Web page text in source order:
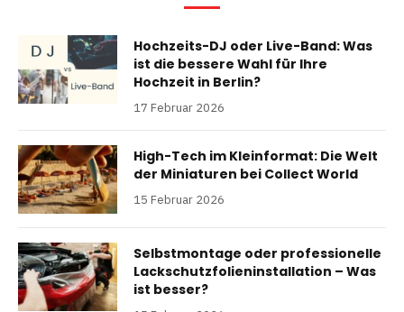
Hochzeits-DJ oder Live-Band: Was
ist die bessere Wahl für Ihre
Hochzeit in Berlin?
17 Februar 2026
High-Tech im Kleinformat: Die Welt
der Miniaturen bei Collect World
15 Februar 2026
Selbstmontage oder professionelle
Lackschutzfolieninstallation – Was
ist besser?